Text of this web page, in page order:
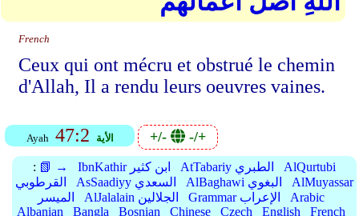
French
Ceux qui ont mécru et obstrué le chemin
d'Allah, Il a rendu leurs oeuvres vaines.
Ayah 47:2 الأية +/- -/+
: 📗 → IbnKathir ابن كثير AtTabariy الطبري
AlQurtubi
القرطوبي
AsSaadiyy السعدي AlBaghawi البغوي
AlMuyassar
الميسر
AlJalalain الجلالين Grammar الإعراب
Arabic
Albanian
Bangla Bosnian Chinese Czech English
French